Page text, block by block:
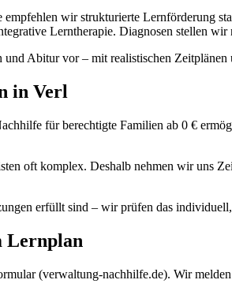
wir strukturierte Lernförderung
Lerntherapie. Diagnosen stellen
Abitur vor – mit realistischen
in Verl
für berechtigte Familien ab 0 €
oft komplex. Deshalb nehmen wir uns
erfüllt sind – wir prüfen das
Lernplan
(verwaltung-nachhilfe.de). Wir